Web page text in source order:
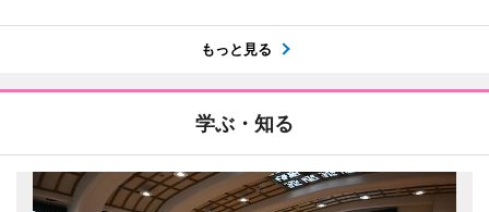
もっと見る
学ぶ・知る